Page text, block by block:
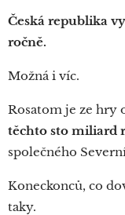
Česká republika
ročně.
Možná i víc.
Rosatom je ze hry
těchto sto miliard
společného
Koneckonců, co
taky.